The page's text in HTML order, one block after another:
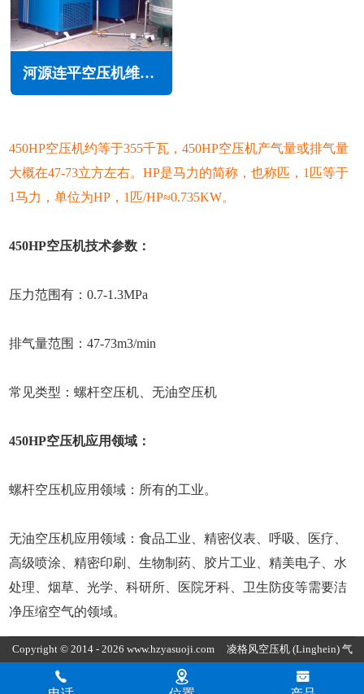
河源连平空压机维修保养
450HP空压机约等于355千瓦，450HP空压机产气量或排气量
大概在47-73立方左右。HP是马力的简称，也称匹，1匹等于
1马力，单位为HP，1匹/HP≈0.735KW。
450HP空压机技术参数：
压力范围有：0.7-1.3MPa
排气量范围：47-73m3/min
常见类型：螺杆空压机、无油空压机
450HP空压机应用领域：
螺杆空压机应用领域：所有的工业。
无油空压机应用领域：食品工业、精密仪表、呼吸、医疗、
高级喷涂、精密印刷、生物制药、胶片工业、精美电子、水
处理、烟草、光学、科研所、医院牙科、卫生防疫等需要洁
净压缩空气的领域。
Copyright © 2014 - 2026 www.hzyasuoji.com 凌格风空压机 (Linghein) 气
胜智能装备（深圳）有限公司版权所有
粤ICP备2021072975号